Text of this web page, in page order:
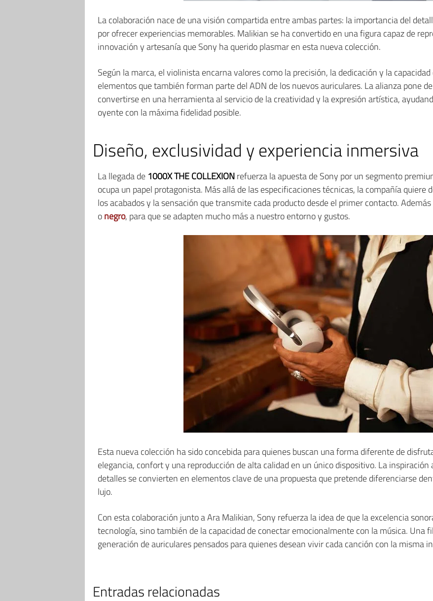
La colaboración nace de una visión compartida entre ambas partes: la importancia del
por ofrecer experiencias memorables. Malikian se ha convertido en una figura capaz de
innovación y artesanía que Sony ha querido plasmar en esta nueva colección.
Según la marca, el violinista encarna valores como la precisión, la dedicación y la
elementos que también forman parte del ADN de los nuevos auriculares. La alianza pone
convertirse en una herramienta al servicio de la creatividad y la expresión artística,
oyente con la máxima fidelidad posible.
Diseño, exclusividad y experiencia inmersiva
La llegada de 1000X THE COLLEXIONrefuerza la apuesta de Sony por un segmento
ocupa un papel protagonista. Más allá de las especificaciones técnicas, la compañía quiere
los acabados y la sensación que transmite cada producto desde el primer contacto.
onegro, para que se adapten mucho más a nuestro entorno y gustos.
Esta nueva colección ha sido concebida para quienes buscan una forma diferente de
elegancia, confort y una reproducción de alta calidad en un único dispositivo. La
detalles se convierten en elementos clave de una propuesta que pretende diferenciarse
lujo.
Con esta colaboración junto a Ara Malikian, Sony refuerza la idea de que la excelencia
tecnología, sino también de la capacidad de conectar emocionalmente con la música. Una
generación de auriculares pensados para quienes desean vivir cada canción con la misma
Entradas relacionadas